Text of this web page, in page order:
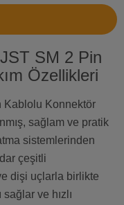
SM 2 Pin
Özellikleri
Kablolu Konnektör
sağlam ve pratik
sistemlerinden
çeşitli
dişi uçlarla birlikte
ve hızlı